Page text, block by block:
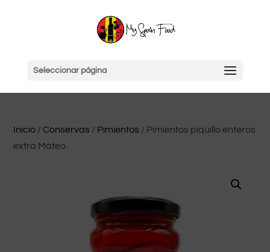
Seleccionar página
Inicio /Conservas / Pimientos / Pimientos piquillo enteros
extra Mateo